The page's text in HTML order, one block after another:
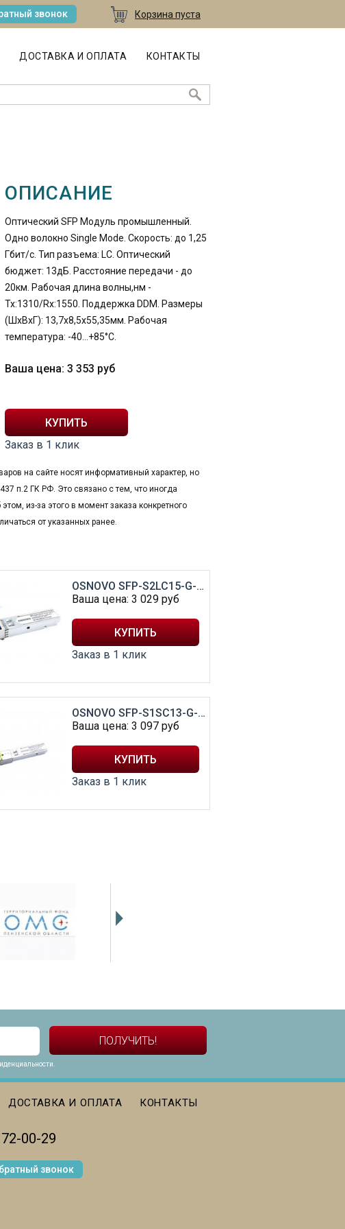
звонок Корзина пуста
ДОСТАВКА И ОПЛАТА КОНТАКТЫ
ОПИСАНИЕ
Оптический SFP Модуль промышленный.
Одно волокно Single Mode. Скорость: до 1,25
Гбит/c. Тип разъема: LC. Оптический
бюджет: 13дБ. Расстояние передачи - до
20км. Рабочая длина волны,нм -
Tx:1310/Rx:1550. Поддержка DDM. Размеры
(ШхВхГ): 13,7x8,5x55,35мм. Рабочая
температура: -40…+85°С.
Ваша цена: 3 353 руб
Заказ в 1 клик
на сайте носят информативный характер, но
п.2 ГК РФ. Это связано с тем, что иногда
из-за этого в момент заказа конкретного
от указанных ранее.
OSNOVO SFP-S2LC15-G-1310-1310-I
Ваша цена: 3 029 руб
Заказ в 1 клик
OSNOVO SFP-S1SC13-G-1550-1310-I
Ваша цена: 3 097 руб
Заказ в 1 клик
ДОСТАВКА И ОПЛАТА КОНТАКТЫ
00-29
звонок